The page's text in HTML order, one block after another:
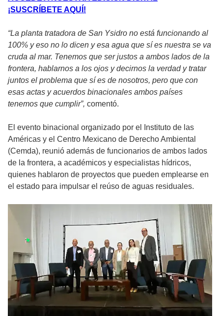
¡SUSCRÍBETE AQUÍ!
“La planta tratadora de San Ysidro no está funcionando al
100% y eso no lo dicen y esa agua que sí es nuestra se va
cruda al mar. Tenemos que ser justos a ambos lados de la
frontera, hablarnos a los ojos y decirnos la verdad y tratar
juntos el problema que sí es de nosotros, pero que con
esas actas y acuerdos binacionales ambos países
tenemos que cumplir”, comentó.
El evento binacional organizado por el Instituto de las
Américas y el Centro Mexicano de Derecho Ambiental
(Cemda), reunió además de funcionarios de ambos lados
de la frontera, a académicos y especialistas hídricos,
quienes hablaron de proyectos que pueden emplearse en
el estado para impulsar el reúso de aguas residuales.